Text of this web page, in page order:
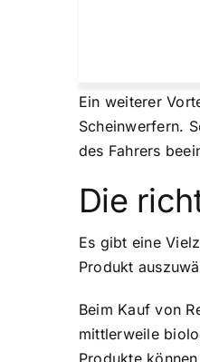
Ein weiterer
Scheinwerfern.
des Fahrers
Die
Es gibt eine
Produkt
Beim Kauf von
mittlerweile
Produkte